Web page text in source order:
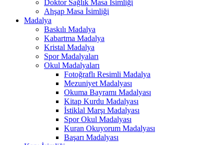
Doktor Sağlık Masa İsimliği
Ahşap Masa İsimliği
Madalya
Baskılı Madalya
Kabartma Madalya
Kristal Madalya
Spor Madalyaları
Okul Madalyaları
Fotoğraflı Resimli Madalya
Mezuniyet Madalyası
Okuma Bayramı Madalyası
Kitap Kurdu Madalyası
İstiklal Marşı Madalyası
Spor Okul Madalyası
Kuran Okuyorum Madalyası
Başarı Madalyası